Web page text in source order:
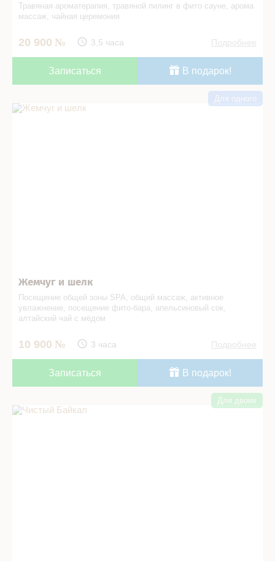
Травяная ароматерапия, травяной пилинг в фито сауне, арома
массаж, чайная церемония
20 900 3,5 часа Подробнее
Записаться В подарок!
Жемчуг и шелк в СПА салоне
Жемчуг и шелк
Посещение общей зоны SPA, общий массаж, активное
увлажнение, посещение фито-бара, апельсиновый сок,
алтайский чай с мёдом
10 900 3 часа Подробнее
Для одного
Записаться В подарок!
Чистый Байкал в СПА салоне
Для двоих